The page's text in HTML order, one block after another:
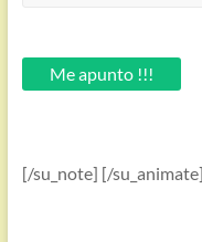
email.Me apunto !!!
[/su_note] [/su_animate]